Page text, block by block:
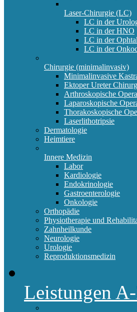
Laser-Chirurgie (LC)
LC in der
LC in der HNO
LC in der
LC in der
Chirurgie (minimalinvasiv)
Minimalinvasive
Ektoper Ureter
Arthroskopische
Laparoskopische
Thorakoskopische
Laserlithotripsie
Dermatologie
Heimtiere
Innere Medizin
Labor
Kardiologie
Endokrinologie
Gastroenterologie
Onkologie
Orthopädie
Physiotherapie und
Zahnheilkunde
Neurologie
Urologie
Reproduktionsmedizin
Leistungen